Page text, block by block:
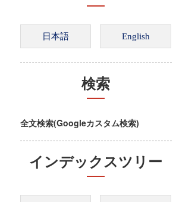
検索
全文検索(Googleカスタム検索)
インデックスツリー